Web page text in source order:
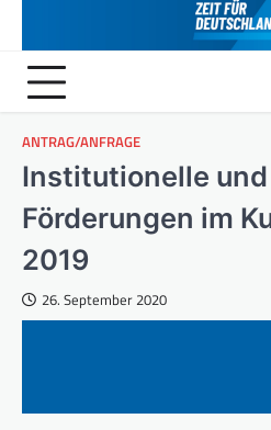
ANTRAG/ANFRAGE
Institutionelle
Förderungen im
2019
26. September 2020